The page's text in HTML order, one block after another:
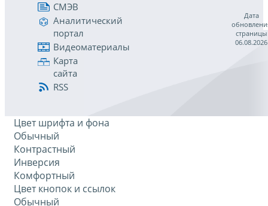
СМЭВ
Аналитический
портал
Видеоматериалы
Карта
сайта
RSS
Дата
страницы
06.08.2026
Цвет шрифта и фона
Обычный
Контрастный
Инверсия
Комфортный
Цвет кнопок и ссылок
Обычный